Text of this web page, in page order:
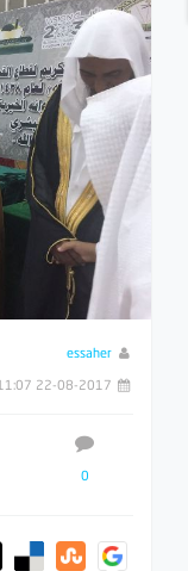
essaher
22-08-2017 11:07 صباحاً
0